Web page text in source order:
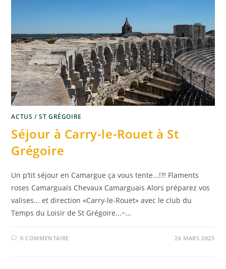
ACTUS /ST GRÉGOIRE
Séjour à Carry-le-Rouet à St
Grégoire
Un p’tit séjour en Camargue ça vous tente...!?! Flaments
roses Camarguais Chevaux Camarguais Alors préparez vos
valises... et direction «Carry-le-Rouet» avec le club du
Temps du Loisir de St Grégoire...~…
0 COMMENTAIRE 26 MARS 2025